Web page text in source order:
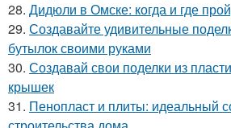
28. Дидюли в Омске: когда и где
29. Создавайте удивительные
бутылок своими руками
30. Создавай свои поделки из
крышек
31. Пенопласт и плиты: идеальный